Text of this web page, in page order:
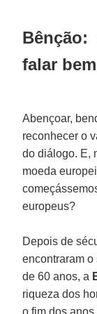
falar
Abençoar,
reconhecer o
do diálogo. E,
moeda
europeus?
Depois de
encontraram
de 60 anos, a
riqueza dos
o fim dos anos